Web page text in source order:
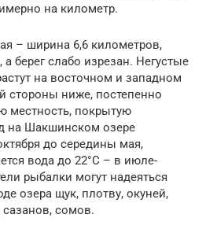
на километр.
– ширина 6,6 километров,
берег слабо изрезан. Негустые
на восточном и западном
стороны ниже, постепенно
местность, покрытую
на Шакшинском озере
до середины мая,
вода до 22°С – в июле-
рыбалки могут надеяться
озера щук, плотву, окуней,
сомов.